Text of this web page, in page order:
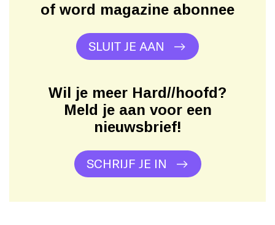
of word magazine abonnee
SLUIT JE AAN
Wil je meer Hard//hoofd?
Meld je aan voor een
nieuwsbrief!
SCHRIJF JE IN